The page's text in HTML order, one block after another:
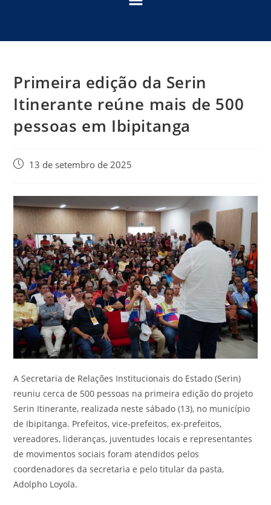
Primeira edição da Serin
Itinerante reúne mais de 500
pessoas em Ibipitanga
13 de setembro de 2025
A Secretaria de Relações Institucionais do Estado (Serin)
reuniu cerca de 500 pessoas na primeira edição do projeto
Serin Itinerante, realizada neste sábado (13), no município
de Ibipitanga. Prefeitos, vice-prefeitos, ex-prefeitos,
vereadores, lideranças, juventudes locais e representantes
de movimentos sociais foram atendidos pelos
coordenadores da secretaria e pelo titular da pasta,
Adolpho Loyola.